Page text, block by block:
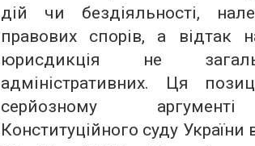
дій чи бездіяльності,
правових спорів, а відтак
юрисдикція не
адміністративних. Ця
серйозному
Конституційного суду України